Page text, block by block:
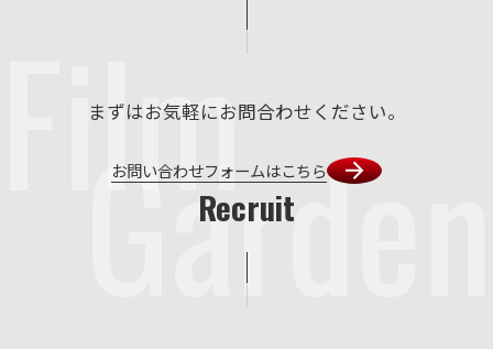
Film
Garden
まずはお気軽にお問合わせください。
お問い合わせフォームはこちら
Recruit